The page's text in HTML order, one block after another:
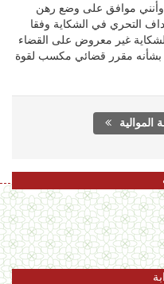
أدليت بها أعلاه صحيحة ومطابقة للواقع، وأنني موافق على وضع رهن
التحري في الشكاية وفقا
غير معروض على القضاء
مقرر قضائي مكسب لقوة
الموالية